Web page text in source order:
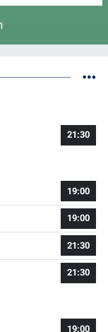
21:30
19:00
19:00
21:30
21:30
19:00